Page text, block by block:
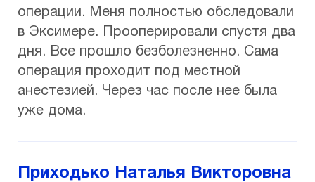
операции. Меня полностью обследовали
в Эксимере. Прооперировали спустя два
дня. Все прошло безболезненно. Сама
операция проходит под местной
анестезией. Через час после нее была
уже дома.
Приходько Наталья Викторовна